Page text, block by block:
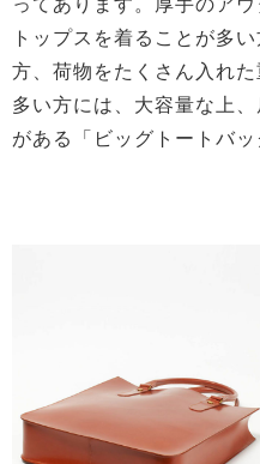
ってあります。厚手のア
トップスを着ることが多
方、荷物をたくさん入れ
多い方には、大容量な上
がある「ビッグトートバッ